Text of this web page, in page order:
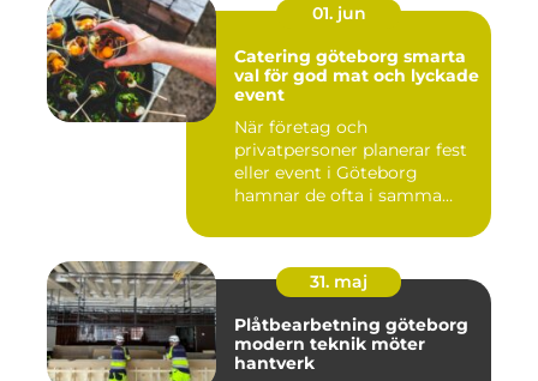
01. jun
Catering göteborg smarta
val för god mat och lyckade
event
När företag och
privatpersoner planerar fest
eller event i Göteborg
hamnar de ofta i samma
31. maj
Plåtbearbetning göteborg
modern teknik möter
hantverk